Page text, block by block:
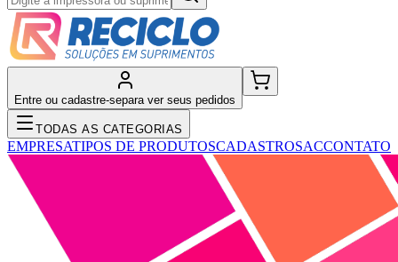
Entre ou cadastre-separa ver seus pedidos
TODAS AS CATEGORIAS
EMPRESATIPOS DE PRODUTOSCADASTROSACCONTATO